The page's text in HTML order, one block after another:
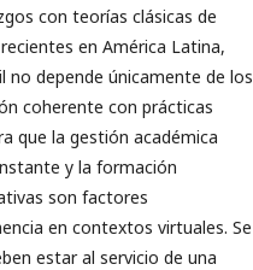
con teorías clásicas de
en América Latina,
no depende únicamente de los
coherente con prácticas
que la gestión académica
y la formación
son factores
en contextos virtuales. Se
estar al servicio de una